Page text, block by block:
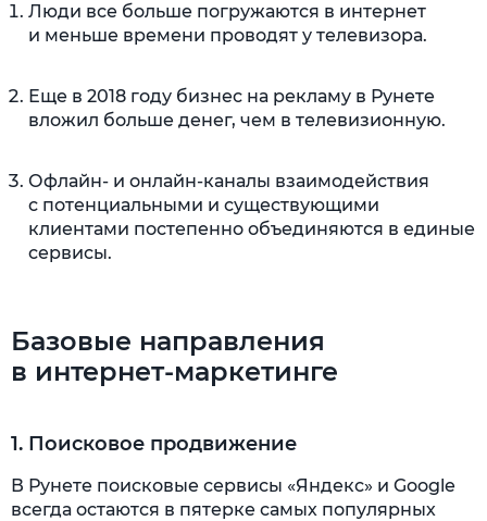
Люди все больше погружаются в интернет
и меньше времени проводят у телевизора.
Еще в 2018 году бизнес на рекламу в Рунете
вложил больше денег, чем в телевизионную.
Офлайн- и онлайн-каналы взаимодействия
с потенциальными и существующими
клиентами постепенно объединяются в единые
сервисы.
Базовые направления
в интернет-маркетинге
1. Поисковое продвижение
В Рунете поисковые сервисы «Яндекс» и Google
всегда остаются в пятерке самых популярных